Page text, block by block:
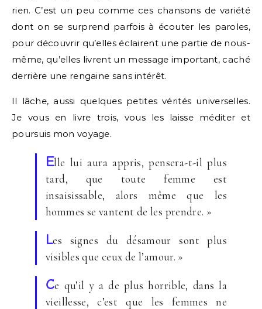
rien. C’est un peu comme ces chansons de variété
dont on se surprend parfois à écouter les paroles,
pour découvrir qu’elles éclairent une partie de nous-
même, qu’elles livrent un message important, caché
derrière une rengaine sans intérêt.
Il lâche, aussi quelques petites vérités universelles.
Je vous en livre trois, vous les laisse méditer et
poursuis mon voyage.
Elle lui aura appris, pensera-t-il plus
tard, que toute femme est
insaisissable, alors même que les
hommes se vantent de les prendre. »
Les signes du désamour sont plus
visibles que ceux de l’amour. »
Ce qu’il y a de plus horrible, dans la
vieillesse, c’est que les femmes ne